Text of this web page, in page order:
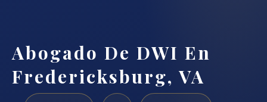
Abogado De DWI En
Fredericksburg, VA